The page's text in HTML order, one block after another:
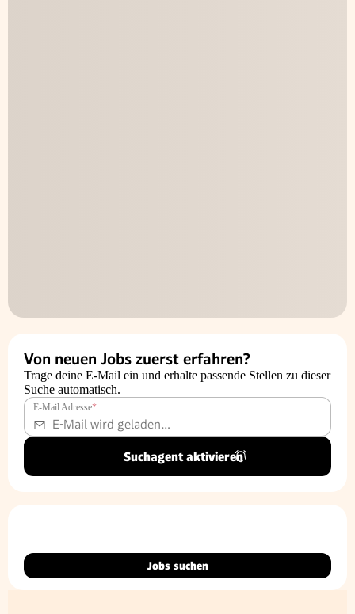
Von neuen Jobs zuerst erfahren?
Trage deine E-Mail ein und erhalte passende Stellen zu dieser
Suche automatisch.
E-Mail Adresse*
Suchagent aktivieren
Jobs suchen